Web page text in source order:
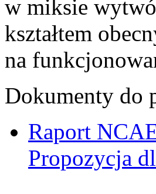
w miksie
kształtem
na
Dokumenty do
Raport
Propozycja